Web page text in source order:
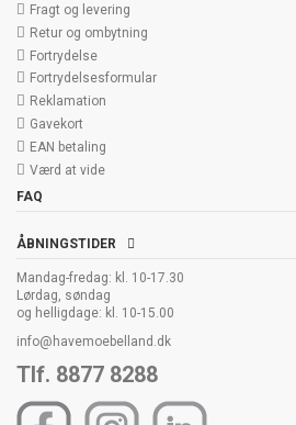
Fragt og levering
Retur og ombytning
Fortrydelse
Fortrydelsesformular
Reklamation
Gavekort
EAN betaling
Værd at vide
FAQ
ÅBNINGSTIDER
Mandag-fredag: kl. 10-17.30
Lørdag, søndag
og helligdage: kl. 10-15.00
info@havemoebelland.dk
Tlf. 8877 8288